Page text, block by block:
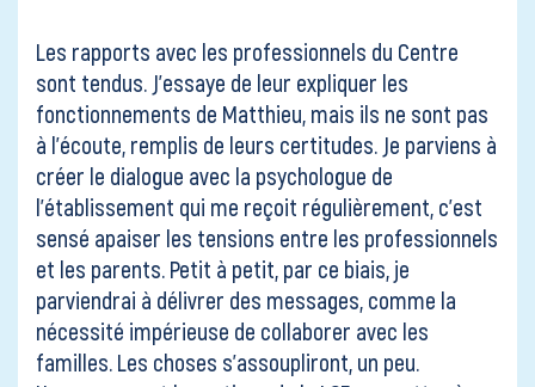
Les rapports avec les professionnels du Centre
sont tendus. J’essaye de leur expliquer les
fonctionnements de Matthieu, mais ils ne sont pas
à l’écoute, remplis de leurs certitudes. Je parviens à
créer le dialogue avec la psychologue de
l’établissement qui me reçoit régulièrement, c’est
sensé apaiser les tensions entre les professionnels
et les parents. Petit à petit, par ce biais, je
parviendrai à délivrer des messages, comme la
nécessité impérieuse de collaborer avec les
familles. Les choses s’assoupliront, un peu.